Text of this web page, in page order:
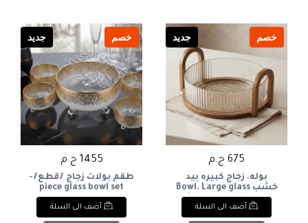
خصم جديد
675 ج.م
بوله. زجاج كبيره بيد
خشب Bowl. Large glass
with a wooden handle.
أضف الى السلة
خصم جديد
1455 ج.م
طقم بولات زجاج 7قطع7-
piece glass bowl set
أضف الى السلة